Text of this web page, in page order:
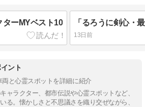
ーMYベスト10
13日前
ント
両と心霊スポットを詳細に紹介
ャラクター、都市伝説や心霊スポットなど、
る。懐かしさと不思議さを織り交ぜながら、